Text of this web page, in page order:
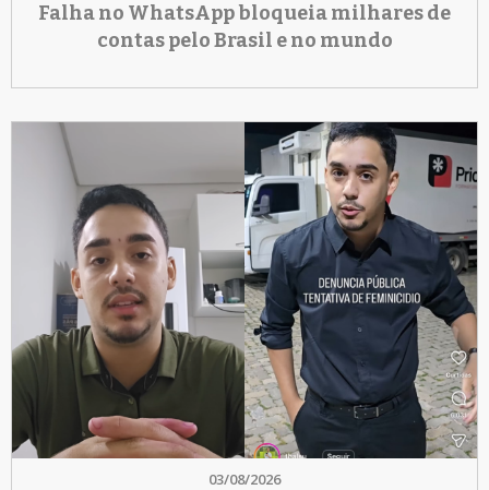
Falha no WhatsApp bloqueia milhares de
contas pelo Brasil e no mundo
03/08/2026